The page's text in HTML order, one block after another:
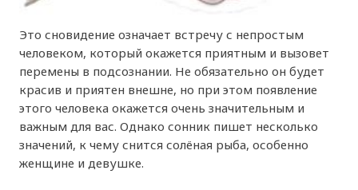
Это сновидение означает встречу с непростым
человеком, который окажется приятным и вызовет
перемены в подсознании. Не обязательно он будет
красив и приятен внешне, но при этом появление
этого человека окажется очень значительным и
важным для вас. Однако сонник пишет несколько
значений, к чему снится солёная рыба, особенно
женщине и девушке.